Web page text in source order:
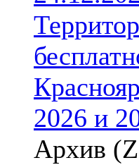
2026 и
Архив